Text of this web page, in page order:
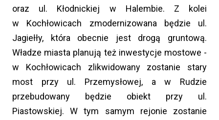
oraz ul. Kłodnickiej w Halembie. Z kolei
w Kochłowicach zmodernizowana będzie ul.
Jagiełły, która obecnie jest drogą gruntową.
Władze miasta planują też inwestycje mostowe -
w Kochłowicach zlikwidowany zostanie stary
most przy ul. Przemysłowej, a w Rudzie
przebudowany będzie obiekt przy ul.
Piastowskiej. W tym samym rejonie zostanie